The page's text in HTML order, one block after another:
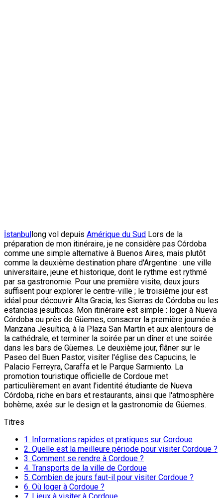
İstanbullong vol depuis Amérique du Sud Lors de la
préparation de mon itinéraire, je ne considère pas Córdoba
comme une simple alternative à Buenos Aires, mais plutôt
comme la deuxième destination phare d'Argentine : une ville
universitaire, jeune et historique, dont le rythme est rythmé
par sa gastronomie. Pour une première visite, deux jours
suffisent pour explorer le centre-ville ; le troisième jour est
idéal pour découvrir Alta Gracia, les Sierras de Córdoba ou les
estancias jesuíticas. Mon itinéraire est simple : loger à Nueva
Córdoba ou près de Güemes, consacrer la première journée à
Manzana Jesuítica, à la Plaza San Martín et aux alentours de
la cathédrale, et terminer la soirée par un dîner et une soirée
dans les bars de Güemes. Le deuxième jour, flâner sur le
Paseo del Buen Pastor, visiter l'église des Capucins, le
Palacio Ferreyra, Caraffa et le Parque Sarmiento. La
promotion touristique officielle de Cordoue met
particulièrement en avant l'identité étudiante de Nueva
Córdoba, riche en bars et restaurants, ainsi que l'atmosphère
bohème, axée sur le design et la gastronomie de Güemes.
Titres
1. Informations rapides et pratiques sur Cordoue
2. Quelle est la meilleure période pour visiter Cordoue ?
3. Comment se rendre à Cordoue ?
4. Transports de la ville de Cordoue
5. Combien de jours faut-il pour visiter Cordoue ?
6. Où loger à Cordoue ?
7. Lieux à visiter à Cordoue